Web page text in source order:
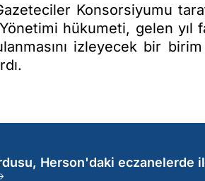
Konsorsiyumu
hükumeti, gelen yıl
izleyecek bir
Herson'daki eczanelerde